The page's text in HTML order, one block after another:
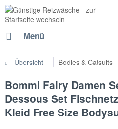
Menü
Übersicht Bodies & Catsuits
Bommi Fairy Damen
Dessous Set
Kleid Free Size